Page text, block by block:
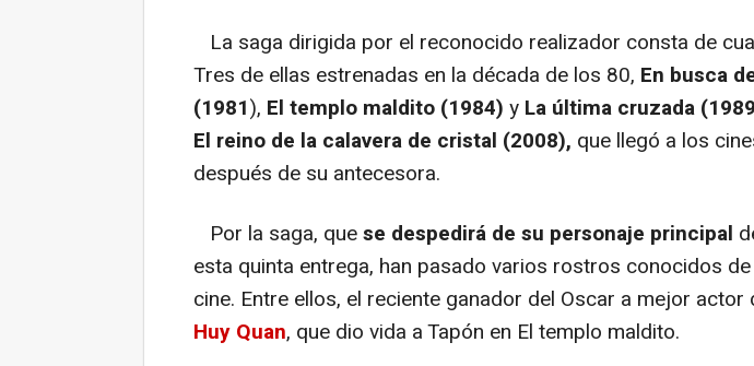
La saga dirigida por el reconocido realizador consta de
Tres de ellas estrenadas en la década de los 80, En busca
(1981), El templo maldito (1984) y La última cruzada
El reino de la calavera de cristal (2008), que llegó a los
después de su antecesora.
Por la saga, quese despedirá de su personaje principal
esta quinta entrega, han pasado varios rostros conocidos
cine. Entre ellos, el reciente ganador del Oscar a mejor actor
Huy Quan, que dio vida a Tapón en El templo maldito.